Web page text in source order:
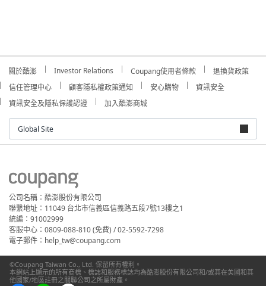
關於酷澎 Investor Relations Coupang使用者條款
退換貨政策
信任管理中心
顧客隱私權政策通知 安心購物
資訊安全
資訊安全及隱私保護認證
加入酷澎商城
Global Site
公司名稱：酷澎股份有限公司
聯繫地址：11049 台北市信義區信義路五段7號13樓之1
統編：91002999
客服中心：0809-088-810 (免費) / 02-5592-7298
電子郵件：help_tw@coupang.com
©Coupang Taiwan Co., Ltd. 保留所有權利。
本網站上顯示的所有商標、標誌和服務標誌均為酷澎股份有限公司和/或其在美國和其
他國家/地區註冊之關聯公司之所屬財產。